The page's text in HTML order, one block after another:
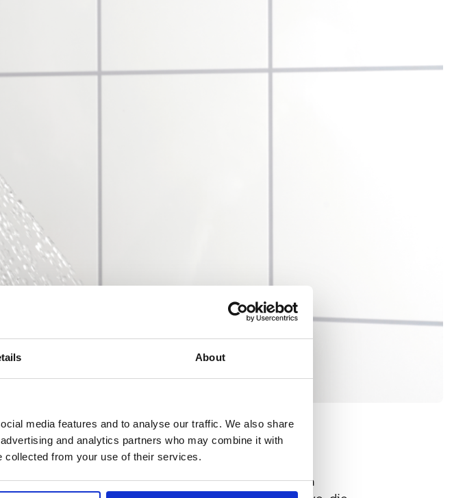
About
media features and to analyse our traffic. We also share
and analytics partners who may combine it with
collected from your use of their services.
Share this
Gefahr für immungeschwächte Patienten in